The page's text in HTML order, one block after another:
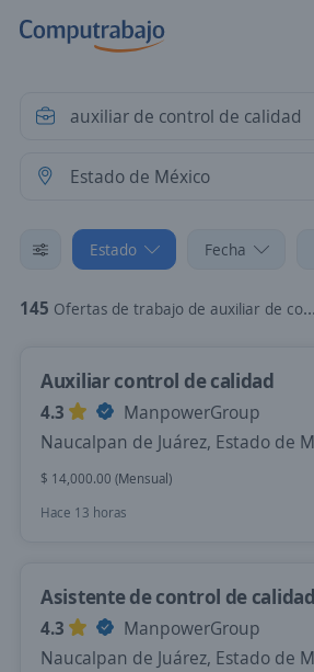
Estado Fecha
145 Ofertas de trabajo de auxiliar de control de calidad en Estado de México
Auxiliar control de calidad
4.3
ManpowerGroup
Naucalpan de Juárez, Estado de
$ 14,000.00 (Mensual)
Hace 13 horas
Asistente de control de
4.3
ManpowerGroup
Naucalpan de Juárez, Estado de